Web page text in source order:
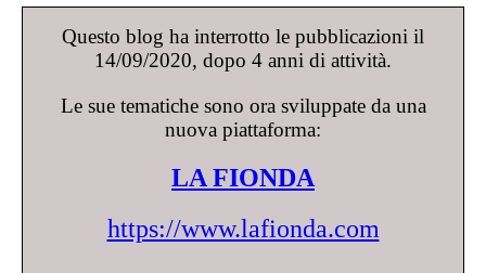
Questo blog ha interrotto le pubblicazioni il
14/09/2020, dopo 4 anni di attività.
Le sue tematiche sono ora sviluppate da una
nuova piattaforma:
LA FIONDA
https://www.lafionda.com